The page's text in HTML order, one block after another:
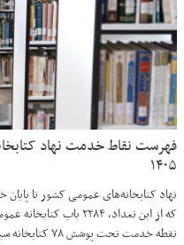
فهرست نقاط خدمت نهاد
۱۴۰۵
نقطه خدمت تحت پوشش ۷۸ کتابخانه سیار و ۲۹۱ باب سالن مطالعه بخش خصوصی است.